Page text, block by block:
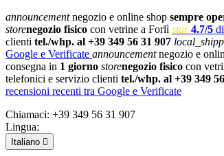
announcementnegozio e online shop sempre
storenegozio fisico con vetrine a Forlì star 4.7/5
clienti tel./whp. al +39 349 56 31 907
Google e Verificate announcementnegozio e
consegna in 1 giorno storenegozio fisico con
telefonici e servizio clienti tel./whp. al +39 349
recensioni recenti tra Google e Verificate
Chiamaci: +39 349 56 31 907
Lingua:
Italiano 